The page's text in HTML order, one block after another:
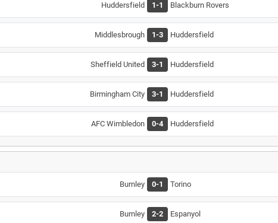
Huddersfield 1-1 Blackburn Rovers
Middlesbrough 1-3 Huddersfield
Sheffield United 3-1 Huddersfield
Birmingham City 3-1 Huddersfield
AFC Wimbledon 0-4 Huddersfield
Burnley 0-1 Torino
Burnley 2-2 Espanyol